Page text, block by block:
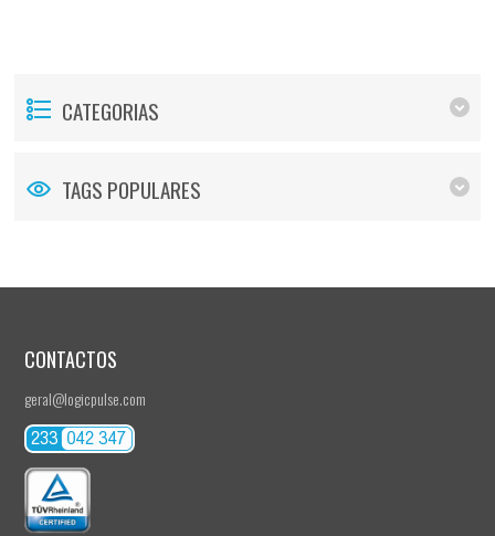
CATEGORIAS
TAGS POPULARES
CONTACTOS
geral@logicpulse.com